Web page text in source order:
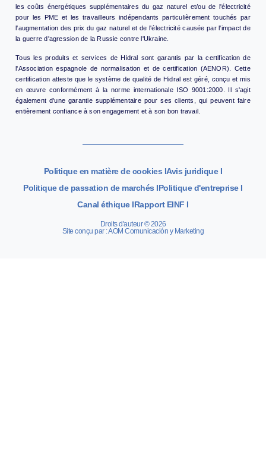
les coûts énergétiques supplémentaires du gaz naturel et/ou de l'électricité
pour les PME et les travailleurs indépendants particulièrement touchés par
l'augmentation des prix du gaz naturel et de l'électricité causée par l'impact de
la guerre d'agression de la Russie contre l'Ukraine.
Tous les produits et services de Hidral sont garantis par la certification de
l'Association espagnole de normalisation et de certification (AENOR). Cette
certification atteste que le système de qualité de Hidral est géré, conçu et mis
en œuvre conformément à la norme internationale ISO 9001:2000. Il s'agit
également d'une garantie supplémentaire pour ses clients, qui peuvent faire
entièrement confiance à son engagement et à son bon travail.
Politique en matière de cookies IAvis juridique I
Politique de passation de marchés IPolitique d'entreprise I
Canal éthique IRapport EINF I
Droits d'auteur © 2026
Site conçu par : AOM Comunicación y Marketing